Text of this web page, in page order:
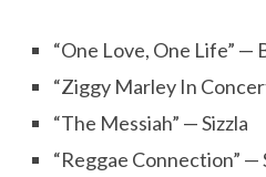
“One Love, One Life” —
“Ziggy Marley In
“The Messiah” — Sizzla
“Reggae Connection” —